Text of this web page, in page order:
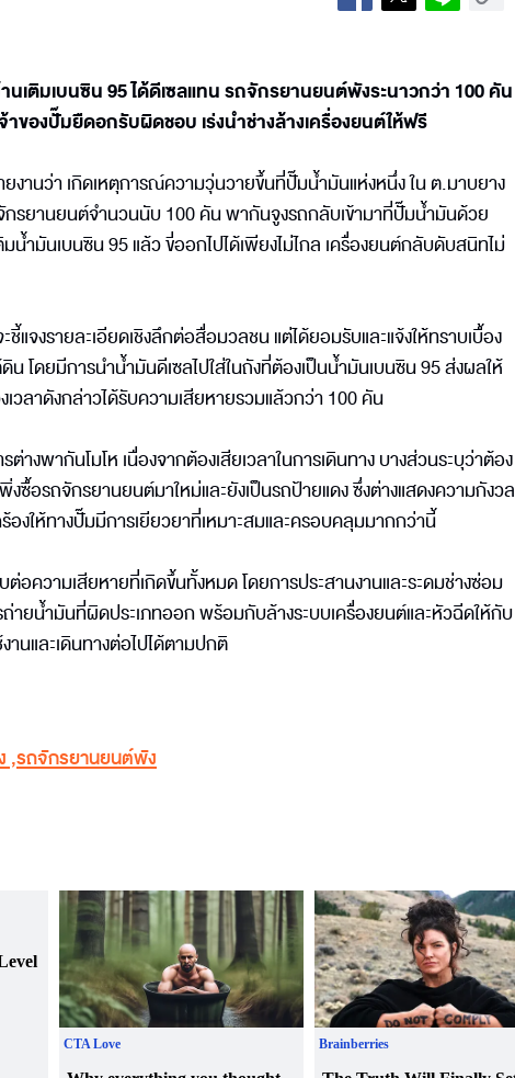
ติมเบนซิน 95 ได้ดีเซลแทน รถจักรยานยนต์พังระนาวกว่า 100 คัน
ของปั๊มยืดอกรับผิดชอบ เร่งนำช่างล้างเครื่องยนต์ให้ฟรี
งานว่า เกิดเหตุการณ์ความวุ่นวายขึ้นที่ปั๊มน้ำมันแห่งหนึ่ง ใน ต.มาบยาง
กรยานยนต์จำนวนนับ 100 คัน พากันจูงรถกลับเข้ามาที่ปั๊มน้ำมันด้วย
มน้ำมันเบนซิน 95 แล้ว ขี่ออกไปได้เพียงไม่ไกล เครื่องยนต์กลับดับสนิทไม่
จงรายละเอียดเชิงลึกต่อสื่อมวลชน แต่ได้ยอมรับและแจ้งให้ทราบเบื้อง
โดยมีการนำน้ำมันดีเซลไปใส่ในถังที่ต้องเป็นน้ำมันเบนซิน 95 ส่งผลให้
วลาดังกล่าวได้รับความเสียหายรวมแล้วกว่า 100 คัน
างพากันโมโห เนื่องจากต้องเสียเวลาในการเดินทาง บางส่วนระบุว่าต้อง
งซื้อรถจักรยานยนต์มาใหม่และยังเป็นรถป้ายแดง ซึ่งต่างแสดงความกังวล
องให้ทางปั๊มมีการเยียวยาที่เหมาะสมและครอบคลุมมากกว่านี้
ความเสียหายที่เกิดขึ้นทั้งหมด โดยการประสานงานและระดมช่างซ่อม
ถ่ายน้ำมันที่ผิดประเภทออก พร้อมกับล้างระบบเครื่องยนต์และหัวฉีดให้กับ
นและเดินทางต่อไปได้ตามปกติ
,รถจักรยานยนต์พัง